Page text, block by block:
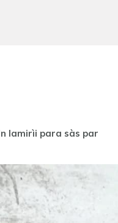
lamirìi para sàs par